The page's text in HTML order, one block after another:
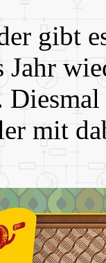
gibt
Jahr
mit